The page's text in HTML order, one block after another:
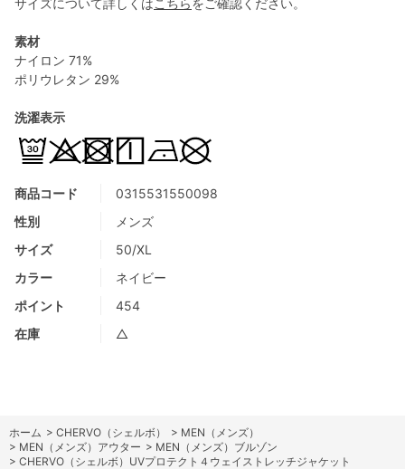
商品コード
0315531550098
性別
メンズ
サイズ
50/XL
カラー
ネイビー
ポイント
454
在庫
△
素材
ナイロン 71%
ポリウレタン 29%
洗濯表示
ホーム > CHERVO（シェルボ） > MEN（メンズ）
> MEN（メンズ）アウター > MEN（メンズ）ブルゾン
> CHERVO（シェルボ）UVプロテクト４ウェイストレッチジャケット